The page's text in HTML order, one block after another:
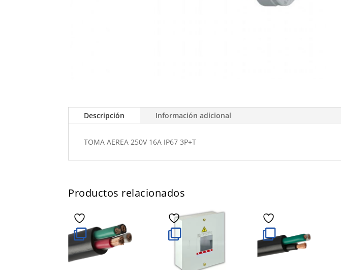
Descripción Información adicional
TOMA AEREA 250V 16A IP67 3P+T
Productos relacionados